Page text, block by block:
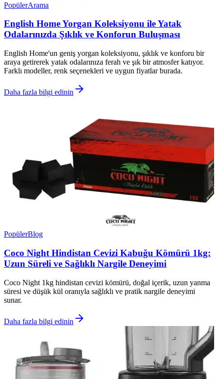
PopülerArama
English Home Yorgan Koleksiyonu ile Yatak
Odalarınızda Şıklık ve Konforun Buluşması
English Home'un geniş yorgan koleksiyonu, şıklık ve konforu bir
araya getirerek yatak odalarınıza ferah ve şık bir atmosfer katıyor.
Farklı modeller, renk seçenekleri ve uygun fiyatlar burada.
Daha fazla bilgi edinin
PopülerBlog
Coco Night Hindistan Cevizi Kabuğu Kömürü 1kg:
Uzun Süreli ve Sağlıklı Nargile Deneyimi
Coco Night 1kg hindistan cevizi kömürü, doğal içerik, uzun yanma
süresi ve düşük kül oranıyla sağlıklı ve pratik nargile deneyimi
sunar.
Daha fazla bilgi edinin